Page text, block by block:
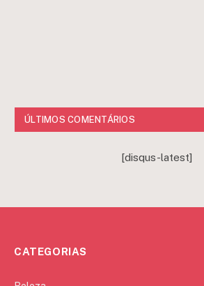
ÚLTIMOS COMENTÁRIOS
[disqus-latest]
CATEGORIAS